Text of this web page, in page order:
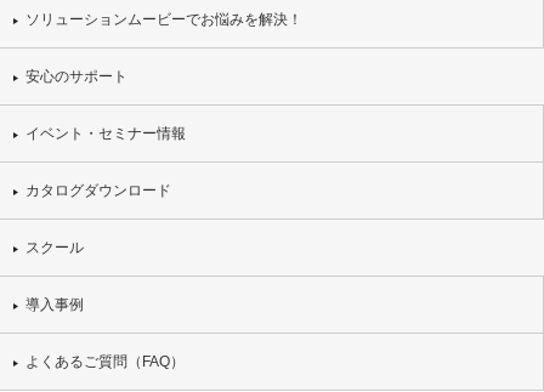
ソリューションムービーでお悩みを解決！
安心のサポート
イベント・セミナー情報
カタログダウンロード
スクール
導入事例
よくあるご質問（FAQ）